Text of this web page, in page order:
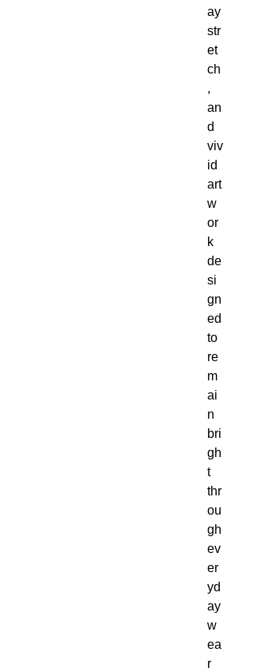
ay
str
et
ch
,
an
d
viv
id
art
w
or
k
de
si
gn
ed
to
re
m
ai
n
bri
gh
t
thr
ou
gh
ev
er
yd
ay
w
ea
r